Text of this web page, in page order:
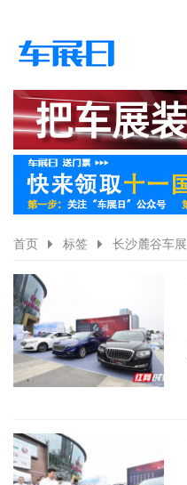
首页 标签 长沙麓谷车展